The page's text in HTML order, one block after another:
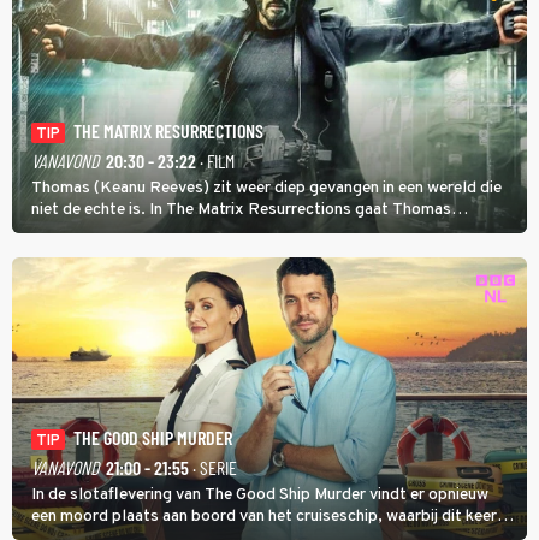
TIP
THE MATRIX RESURRECTIONS
VANAVOND 20:30 - 23:22· FILM
Thomas (Keanu Reeves) zit weer diep gevangen in een wereld die
niet de echte is. In The Matrix Resurrections gaat Thomas
proberen uit deze schijnwereld te ontsnappen.
TIP
THE GOOD SHIP MURDER
VANAVOND 21:00 - 21:55· SERIE
In de slotaflevering van The Good Ship Murder vindt er opnieuw
een moord plaats aan boord van het cruiseschip, waarbij dit keer